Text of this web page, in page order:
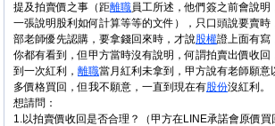
提及拍賣價之事（距離職員工所述，他們簽之前會說明
一張說明股利如何計算等等的文件），只口頭說要賣時
部老師優先認購，要拿錢回來時，才說股權證上面有寫
你都有看到，但甲方當時沒有說明，何謂拍賣出價收回
到一次紅利， 離職當月紅利未拿到，甲方說有老師願意
多價格買回，但我不願意，一直到現在有股份沒紅利。
想請問：
1.以拍賣價收回是否合理？（甲方在LINE承諾會原價買